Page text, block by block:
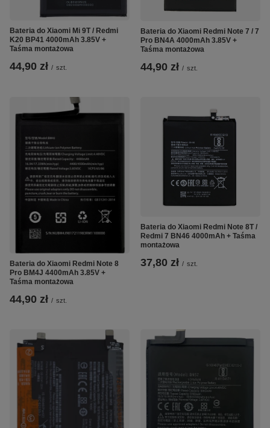
Bateria do Xiaomi Mi 9T / Redmi
K20 BP41 4000mAh 3.85V +
Taśma montażowa
44,90 zł / szt.
Bateria do Xiaomi Redmi Note 7 / 7
Pro BN4A 4000mAh 3.85V +
Taśma montażowa
44,90 zł / szt.
Bateria do Xiaomi Redmi Note 8
Pro BM4J 4400mAh 3.85V +
Taśma montażowa
44,90 zł / szt.
Bateria do Xiaomi Redmi Note 8T /
Redmi 7 BN46 4000mAh + Taśma
montażowa
37,80 zł / szt.